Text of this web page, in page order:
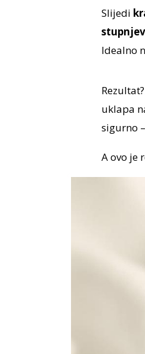
Slijedi
Idealno
uklapa
sigurno
A ovo je